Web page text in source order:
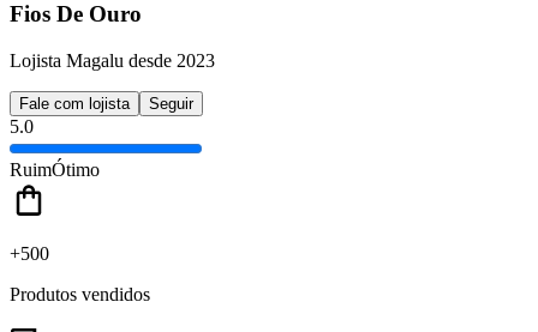
Fios De Ouro
Lojista Magalu desde 2023
Fale com lojista Seguir
5.0
RuimÓtimo
+500
Produtos vendidos